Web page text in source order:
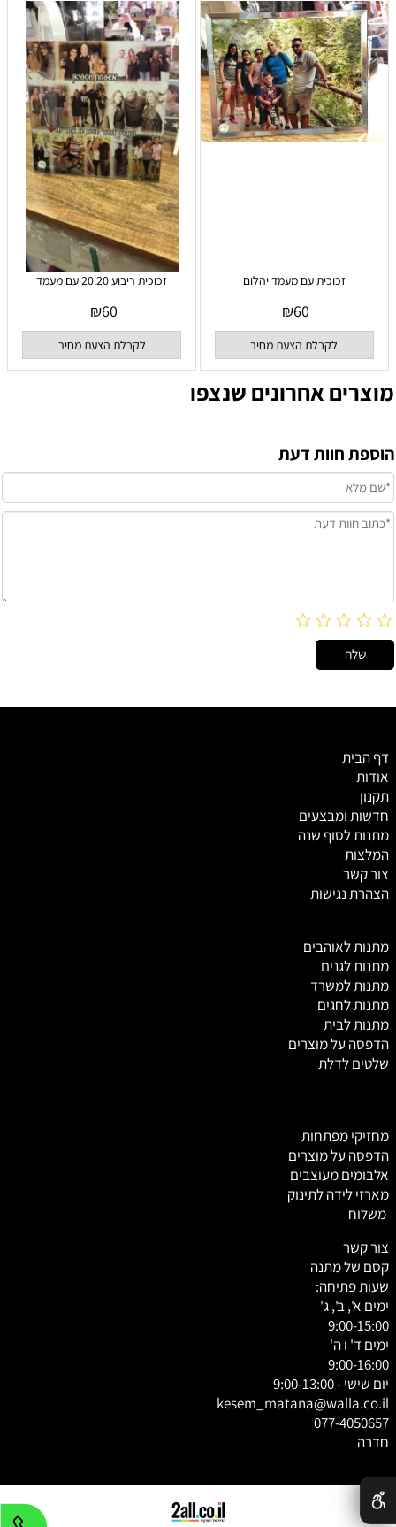
זכוכית עם מעמד יהלום
₪60
לקבלת הצעת מחיר
זכוכית ריבוע 20.20 עם מעמד
₪60
לקבלת הצעת מחיר
מוצרים אחרונים שנצפו
הוספת חוות דעת
דף הבית
אודות
תקנון
חדשות ומבצעים
מתנות לסוף שנה
המלצות
צור קשר
הצהרת נגישות
מתנות לאוהבים
מתנות לגנים
מתנות למשרד
מתנות לחגים
מתנות לבית
הדפסה על מוצרים
שלטים לדלת
מחזיקי מפתחות
הדפסה על מוצרים
אלבומים מעוצבים
מארזי לידה לתינוק
משלוח
צור קשר
קסם של מתנה
שעות פתיחה:
ימים א', ב', ג'
9:00-15:00
ימים ד' ו ה'
9:00-16:00
יום שישי - 9:00-13:00
kesem_matana@walla.co.il
077-4050657
חדרה